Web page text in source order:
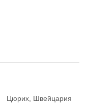
Цюрих, Швейцария